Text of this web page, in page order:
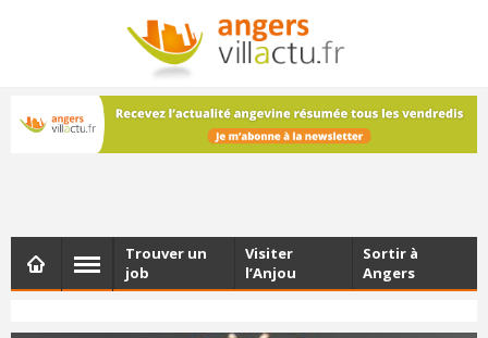
NEWSLETTER
Les dernières actualités d'Angers, chaque vendredi dans
votre boîte e-mail
Trouver un
job
Visiter
l’Anjou
Sortir à
Angers